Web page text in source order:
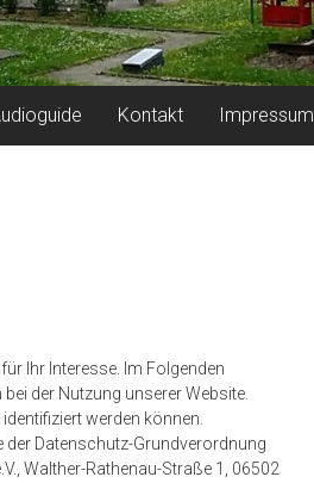
Kontakt Impressum
Ihr Interesse. Im Folgenden
der Nutzung unserer Website.
werden können.
der Datenschutz-Grundverordnung
Walther-Rathenau-Straße 1, 06502